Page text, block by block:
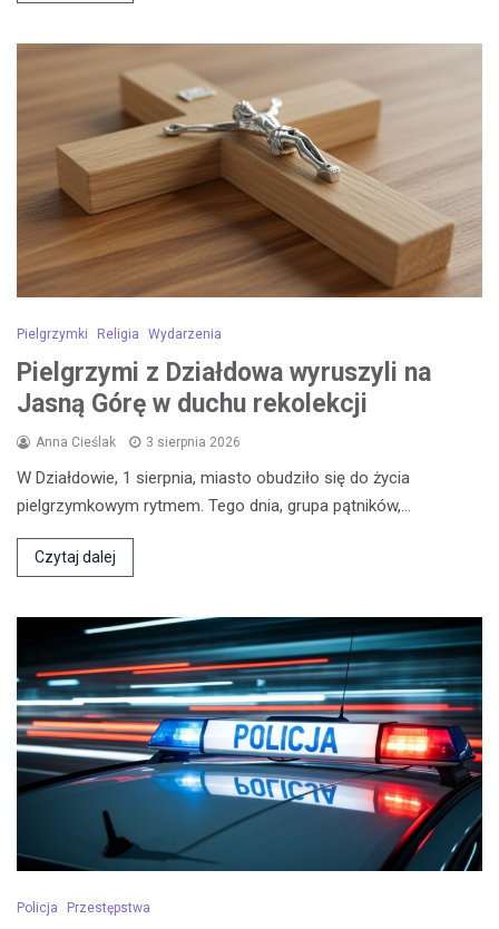
Pielgrzymki Religia Wydarzenia
Pielgrzymi z Działdowa wyruszyli na
Jasną Górę w duchu rekolekcji
Anna Cieślak 3 sierpnia 2026
W Działdowie, 1 sierpnia, miasto obudziło się do życia
pielgrzymkowym rytmem. Tego dnia, grupa pątników,…
Czytaj dalej
Policja Przestępstwa